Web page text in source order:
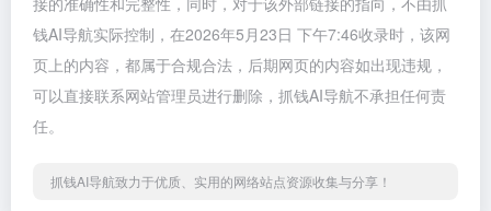
钱AI导航实际控制，在2026年5月23日 下午7:46收录时，该网
页上的内容，都属于合规合法，后期网页的内容如出现违规，
可以直接联系网站管理员进行删除，抓钱AI导航不承担任何责
任。
抓钱AI导航致力于优质、实用的网络站点资源收集与分享！